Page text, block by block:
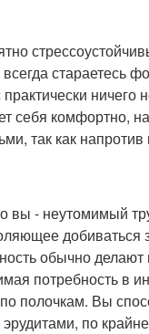
стараетесь
ничего
себя комфортно,
так как напротив
вы - неутомимый
обычно
потребность в
полочкам. Вы
по